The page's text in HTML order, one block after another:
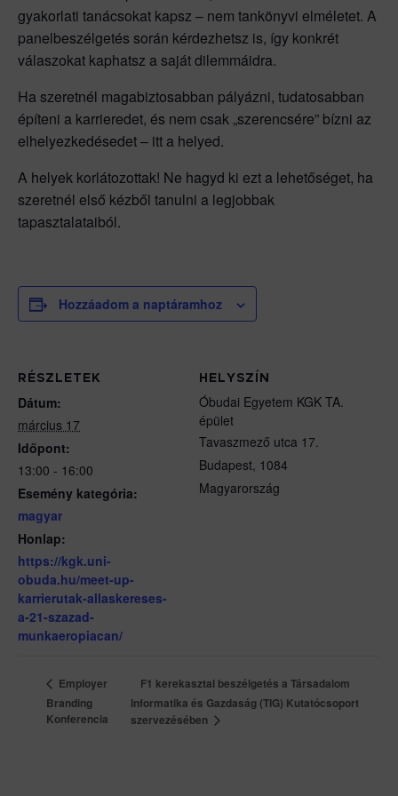
gyakorlati tanácsokat kapsz – nem tankönyvi elméletet. A
panelbeszélgetés során kérdezhetsz is, így konkrét
válaszokat kaphatsz a saját dilemmáidra.
Ha szeretnél magabiztosabban pályázni, tudatosabban
építeni a karrieredet, és nem csak „szerencsére” bízni az
elhelyezkedésedet – itt a helyed.
A helyek korlátozottak! Ne hagyd ki ezt a lehetőséget, ha
szeretnél első kézből tanulni a legjobbak
tapasztalataiból.
Hozzáadom a naptáramhoz
RÉSZLETEK
Dátum:
március 17
Időpont:
13:00 - 16:00
Esemény kategória:
magyar
Honlap:
https://kgk.uni-
obuda.hu/meet-up-
karrierutak-allaskereses-
a-21-szazad-
munkaeropiacan/
HELYSZÍN
Óbudai Egyetem KGK TA.
épület
Tavaszmező utca 17.
Budapest, 1084
Magyarország
Employer
Branding
Konferencia
F1 kerekasztal beszélgetés a Társadalom
Informatika és Gazdaság (TIG) Kutatócsoport
szervezésében